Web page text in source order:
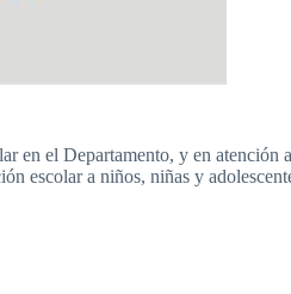
en el Departamento, y en atención
escolar a niños, niñas y